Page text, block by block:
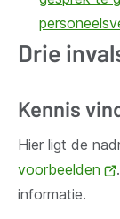
Drie
Kennis
Hier ligt de
voorbeelden
informatie.